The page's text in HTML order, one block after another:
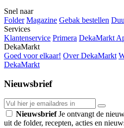
Snel naar
Folder Magazine Gebak bestellen
Services
Klantenservice Primera DekaMarkt
DekaMarkt
Goed voor elkaar! Over DekaMarkt
DekaMarkt
Nieuwsbrief
NieuwsbriefJe ontvangt de
uit de folder, recepten, acties en